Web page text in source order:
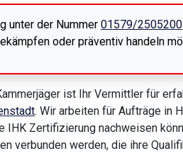
unter der Nummer 01579/2505200
oder präventiv handeln
ist Ihr Vermittler für
. Wir arbeiten für Aufträge in
IHK Zertifizierung nachweisen
verbunden werden, die ihre